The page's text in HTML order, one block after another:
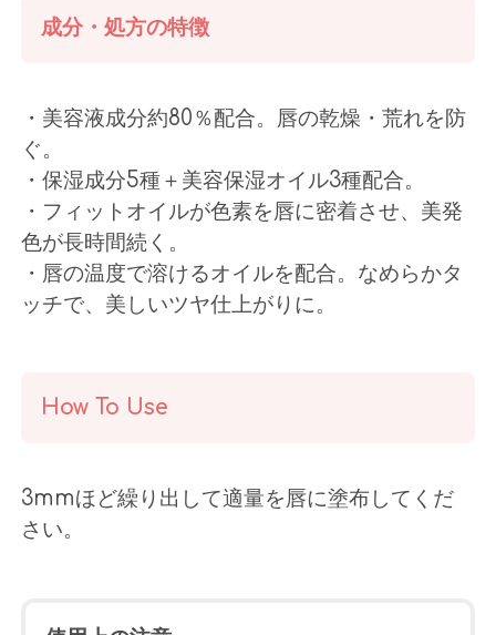
成分・処方の特徴
・美容液成分約80％配合。唇の乾燥・荒れを防
ぐ。
・保湿成分5種＋美容保湿オイル3種配合。
・フィットオイルが色素を唇に密着させ、美発
色が長時間続く。
・唇の温度で溶けるオイルを配合。なめらかタ
ッチで、美しいツヤ仕上がりに。
How To Use
3mmほど繰り出して適量を唇に塗布してくだ
さい。